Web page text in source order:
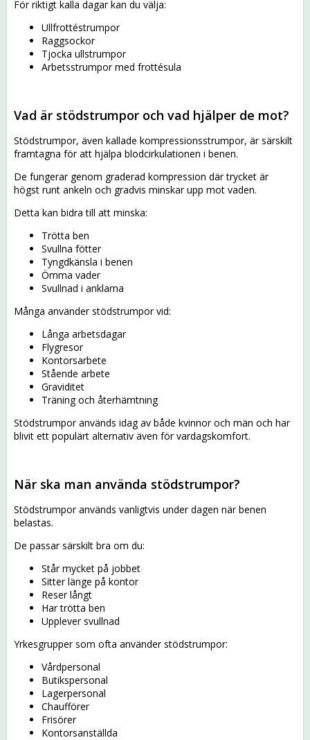
För riktigt kalla dagar kan du välja:
Ullfrottéstrumpor
Raggsockor
Tjocka ullstrumpor
Arbetsstrumpor med frottésula
Vad är stödstrumpor och vad hjälper de mot?
Stödstrumpor, även kallade kompressionsstrumpor, är särskilt
framtagna för att hjälpa blodcirkulationen i benen.
De fungerar genom graderad kompression där trycket är
högst runt ankeln och gradvis minskar upp mot vaden.
Detta kan bidra till att minska:
Trötta ben
Svullna fötter
Tyngdkänsla i benen
Ömma vader
Svullnad i anklarna
Många använder stödstrumpor vid:
Långa arbetsdagar
Flygresor
Kontorsarbete
Stående arbete
Graviditet
Träning och återhämtning
Stödstrumpor används idag av både kvinnor och män och har
blivit ett populärt alternativ även för vardagskomfort.
När ska man använda stödstrumpor?
Stödstrumpor används vanligtvis under dagen när benen
belastas.
De passar särskilt bra om du:
Står mycket på jobbet
Sitter länge på kontor
Reser långt
Har trötta ben
Upplever svullnad
Yrkesgrupper som ofta använder stödstrumpor:
Vårdpersonal
Butikspersonal
Lagerpersonal
Chaufförer
Frisörer
Kontorsanställda